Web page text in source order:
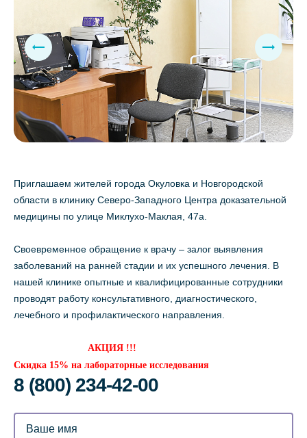
Приглашаем жителей города Окуловка и Новгородской
области в клинику Северо-Западного Центра доказательной
медицины по улице Миклухо-Маклая, 47а.
Своевременное обращение к врачу – залог выявления
заболеваний на ранней стадии и их успешного лечения. В
нашей клинике опытные и квалифицированные сотрудники
проводят работу консультативного, диагностического,
лечебного и профилактического направления.
АКЦИЯ !!!
Скидка 15% на лабораторные исследования
8 (800) 234-42-00